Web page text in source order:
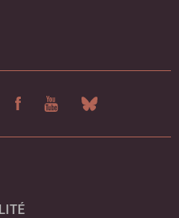
FACEBOOKYOUTUBEBLUESKY